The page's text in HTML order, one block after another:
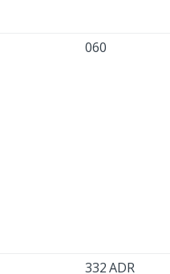
060
332 ADR